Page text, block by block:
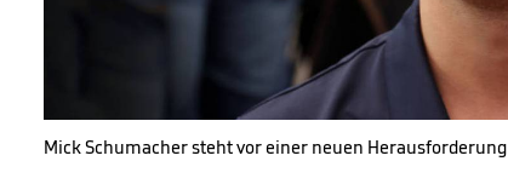
Mick Schumacher steht vor einer neuen Herausforderung